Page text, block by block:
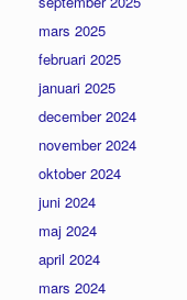
mars 2025
februari 2025
januari 2025
december 2024
november 2024
oktober 2024
juni 2024
maj 2024
april 2024
mars 2024